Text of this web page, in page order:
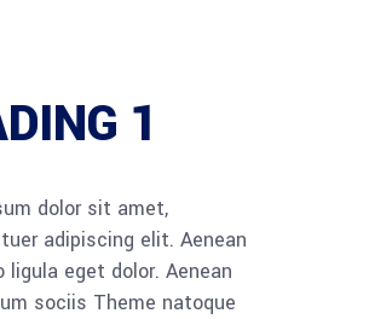
1
dolor sit amet,
adipiscing elit. Aenean
ligula eget dolor. Aenean
sociis Theme natoque